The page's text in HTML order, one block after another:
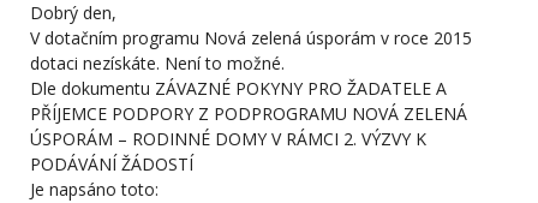
Dobrý den,
V dotačním programu Nová zelená úsporám v roce 2015
dotaci nezískáte. Není to možné.
Dle dokumentu ZÁVAZNÉ POKYNY PRO ŽADATELE A
PŘÍJEMCE PODPORY Z PODPROGRAMU NOVÁ ZELENÁ
ÚSPORÁM – RODINNÉ DOMY V RÁMCI 2. VÝZVY K
PODÁVÁNÍ ŽÁDOSTÍ
Je napsáno toto: